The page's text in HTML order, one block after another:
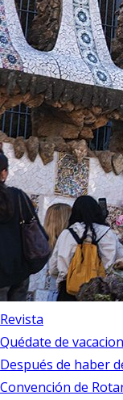
Revista
Quédate de
Después de haber
Convención de